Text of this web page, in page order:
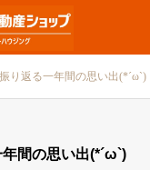
り返る一年間の思い出(*´ω`)
間の思い出(*´ω`)